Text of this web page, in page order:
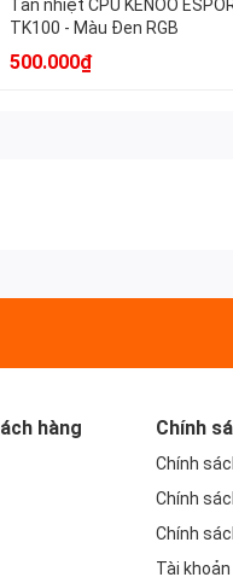
Tản nhiệt CPU KENOO
TK100 - Màu Đen RGB
500.000₫
hàng Chính
Chính
Chính
Chính
Tài